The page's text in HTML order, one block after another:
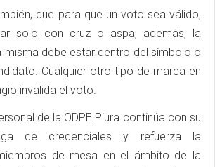
que para que un voto sea válido,
solo con cruz o aspa, además, la
misma debe estar dentro del símbolo o
Cualquier otro tipo de marca en
invalida el voto.
de la ODPE Piura continúa con su
de credenciales y refuerza la
de mesa en el ámbito de la